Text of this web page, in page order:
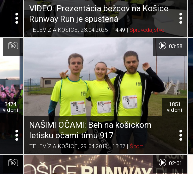
Pozrieť neskôr
K obľúbeným
Zdieľať
VIDEO: Prezentácia bežcov na Košice
Runway Run je spustená
TELEVÍZIA KOŠICE, 23.04.2025 | 14:49 | Spravodajstvo
K obľúbeným
Zdieľať
3474
videní
NAŠIMI OČAMI: Beh na košickom
letisku očami tímu 917
TELEVÍZIA KOŠICE, 29.04.2019 | 13:37| Šport
1851
videní
03:58
02:01